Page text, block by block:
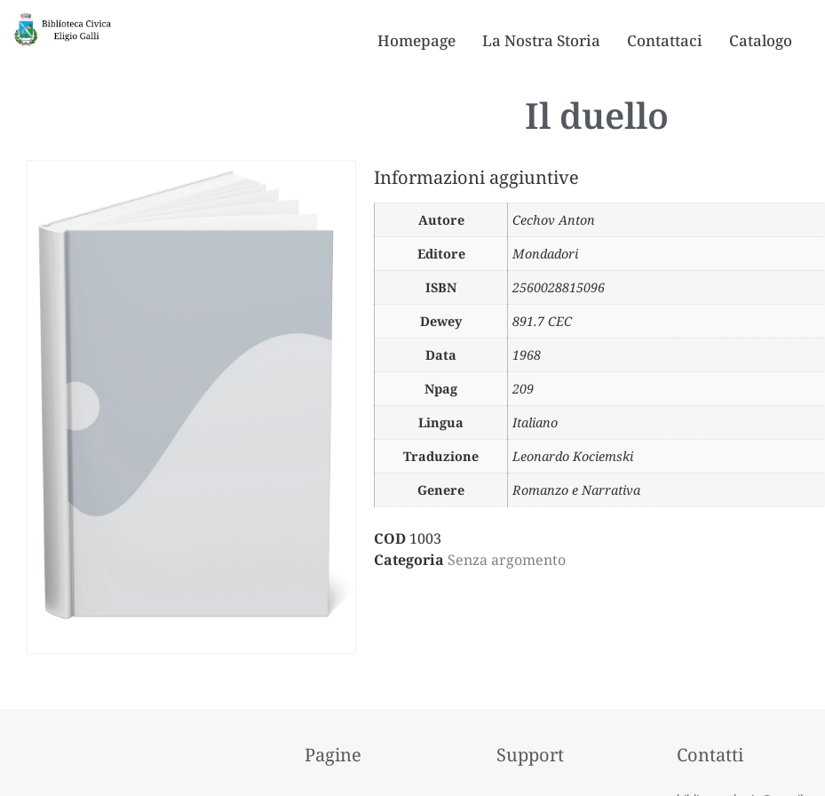
Homepage La Nostra Storia Contattaci Catalogo
Il duello
Informazioni aggiuntive
Autore
Cechov Anton
Editore
Mondadori
ISBN
2560028815096
Dewey
891.7 CEC
Data
1968
Npag
209
Lingua
Italiano
Traduzione
Leonardo Kociemski
Genere
Romanzo e Narrativa
COD 1003
Categoria Senza argomento
Pagine Support Contatti